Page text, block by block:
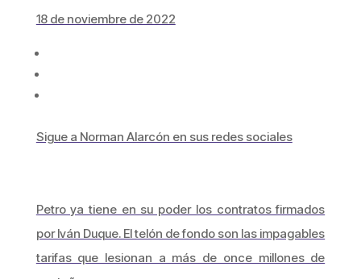
18 de noviembre de 2022
Sigue a Norman Alarcón en sus redes sociales
Petro ya tiene en su poder los contratos firmados
por Iván Duque. El telón de fondo son las impagables
tarifas que lesionan a más de once millones de